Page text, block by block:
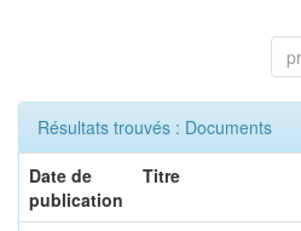
Résultats trouvés : Documents
Date de
publication
Titre